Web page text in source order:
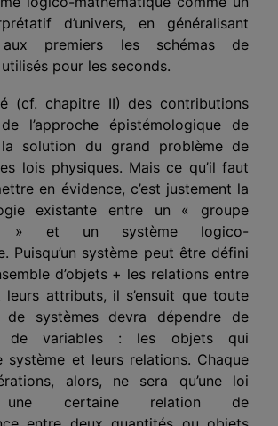
d’univers, en généralisant
aux premiers les schémas de
pour les seconds.
(cf. chapitre II) des contributions
l’approche épistémologique de
solution du grand problème de
lois physiques. Mais ce qu’il faut
en évidence, c’est justement la
existante entre un « groupe
» et un système logico-
Puisqu’un système peut être défini
d’objets + les relations entre
attributs, il s’ensuit que toute
de systèmes devra dépendre de
de variables : les objets qui
système et leurs relations. Chaque
alors, ne sera qu’une loi
une certaine relation de